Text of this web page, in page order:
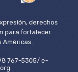
derechos
para fortalecer
767-5305/ e-